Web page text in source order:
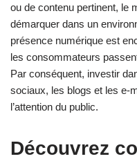
ou de contenu pertinent, le
démarquer dans un
présence numérique est
les consommateurs
Par conséquent, investir
sociaux, les blogs et les e-
l’attention du public.
Découvrez